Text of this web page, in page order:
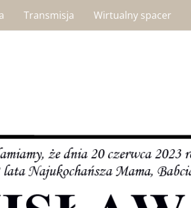
Transmisja Wirtualny spacer